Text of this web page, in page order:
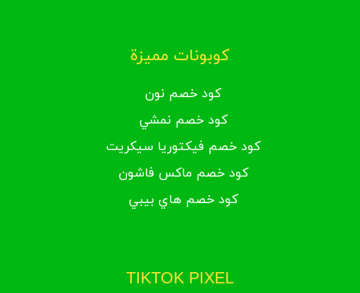
كوبونات مميزة
كود خصم نون
كود خصم نمشي
كود خصم فيكتوريا سيكريت
كود خصم ماكس فاشون
كود خصم هاي بيبي
TIKTOK PIXEL